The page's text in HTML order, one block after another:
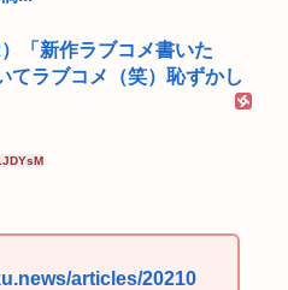
「新作ラブコメ書いた
てラブコメ（笑）恥ずかし
articles/20210